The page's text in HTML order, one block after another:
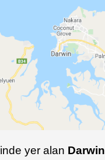
yer alan Darwin